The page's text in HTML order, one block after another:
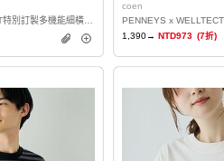
coen
1,390→ NTD973 (7折)